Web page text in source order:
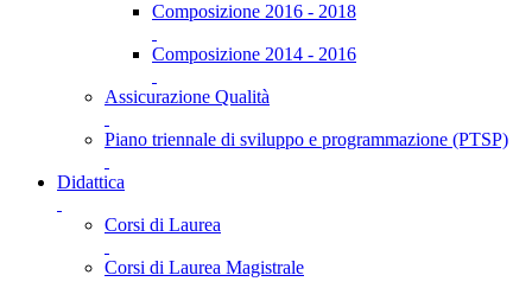
Composizione 2016 - 2018
Composizione 2014 - 2016
Assicurazione Qualità
Piano triennale di sviluppo e programmazione (PTSP)
Didattica
Corsi di Laurea
Corsi di Laurea Magistrale